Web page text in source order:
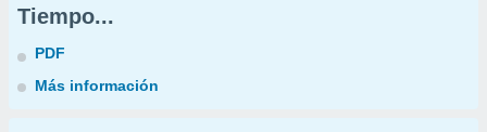
Tiempo...
PDF
Más información